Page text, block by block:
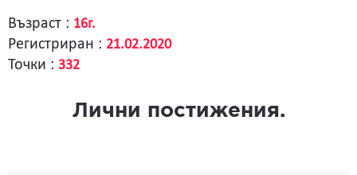
Възраст : 16г.
Регистриран : 21.02.2020
Точки : 332
Лични постижения.